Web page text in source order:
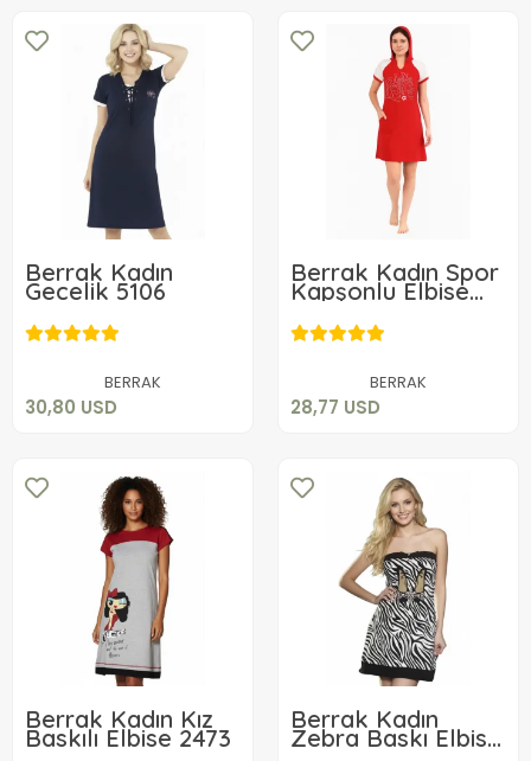
Berrak Kadın
Gecelik 5106
BERRAK
30,80 USD
30,80 USD
Berrak Kadın Spor
Kapşonlu Elbise
2845
BERRAK
28,77 USD
28,77 USD
Berrak Kadın Kız
Baskılı Elbise 2473
Berrak Kadın
Zebra Baskı Elbise